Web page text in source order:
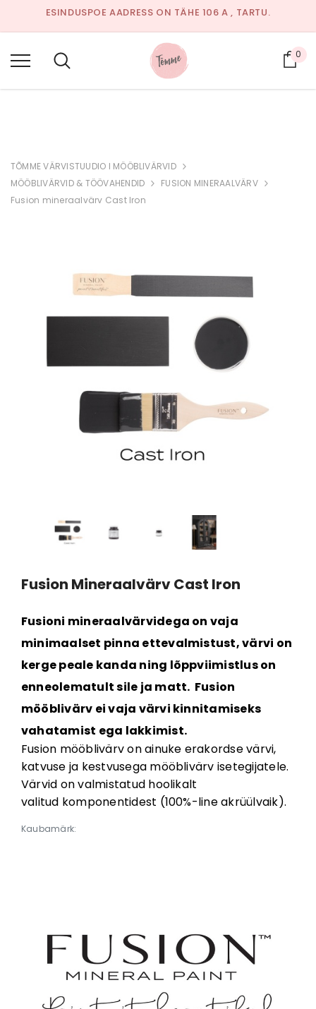
ESINDUSPOE AADRESS ON TÄHE 106 A , TARTU.
AVATUD:JUULIKUUS EELNEVAL KOKKULEPPEL TELEFONIL
53326649 VÕI E-MAILI TEEL.
INFO@TOMME.EE
0
TÕMME VÄRVISTUUDIO I MÖÖBLIVÄRVID
MÖÖBLIVÄRVID & TÖÖVAHENDID
FUSION MINERAALVÄRV
Fusion mineraalvärv Cast Iron
Fusion Mineraalvärv Cast Iron
Fusioni mineraalvärvidega on vaja
minimaalset pinna ettevalmistust, värvi on
kerge peale kanda ning lõppviimistlus on
enneolematult sile ja matt. Fusion
mööblivärv ei vaja värvi kinnitamiseks
vahatamist ega lakkimist.
Fusion mööblivärv on ainuke erakordse värvi,
katvuse ja kestvusega mööblivärv isetegijatele.
Värvid on valmistatud hoolikalt
valitud komponentidest (100%-line akrüülvaik).
Kaubamärk:
Al. 6,95 €
Fusion